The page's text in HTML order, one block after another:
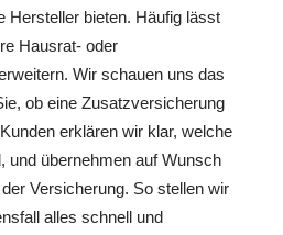
Hersteller bieten. Häufig lässt
Hausrat- oder
Wir schauen uns das
ob eine Zusatzversicherung
erklären wir klar, welche
und übernehmen auf Wunsch
Versicherung. So stellen wir
alles schnell und